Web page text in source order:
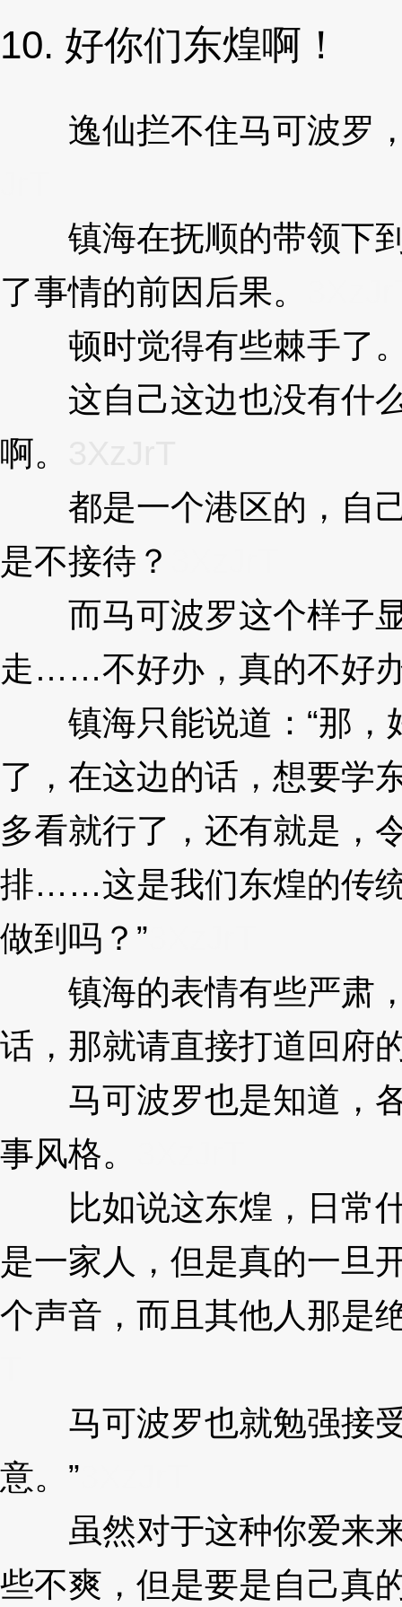
10. 好你们东煌啊！
逸仙拦不住马可波罗，
镇海在抚顺的带领下到
了事情的前因后果。
顿时觉得有些棘手了
这自己这边也没有什么
啊。
都是一个港区的，自己
是不接待？
而马可波罗这个样子显
走……不好办，真的不好
镇海只能说道：“那，
了，在这边的话，想要学
多看就行了，还有就是，
排……这是我们东煌的传
做到吗？”
镇海的表情有些严肃，
话，那就请直接打道回府
马可波罗也是知道，各
事风格。
比如说这东煌，日常什
是一家人，但是真的一旦
个声音，而且其他人那是
马可波罗也就勉强接
意。”
虽然对于这种你爱来来
些不爽，但是要是自己真